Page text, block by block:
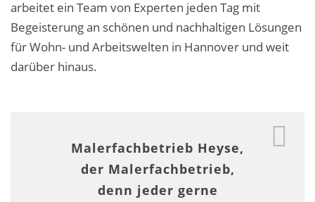
Malerarbeiten in der Region
Stellenangebote: Maler-Facharbeiter gesucht
Betonoptik
arbeitet ein Team von Experten jeden Tag mit
Begeisterung an schönen und nachhaltigen Lösungen
für Wohn- und Arbeitswelten in Hannover und weit
darüber hinaus.
Malerfachbetrieb Heyse,
der Malerfachbetrieb,
denn jeder gerne